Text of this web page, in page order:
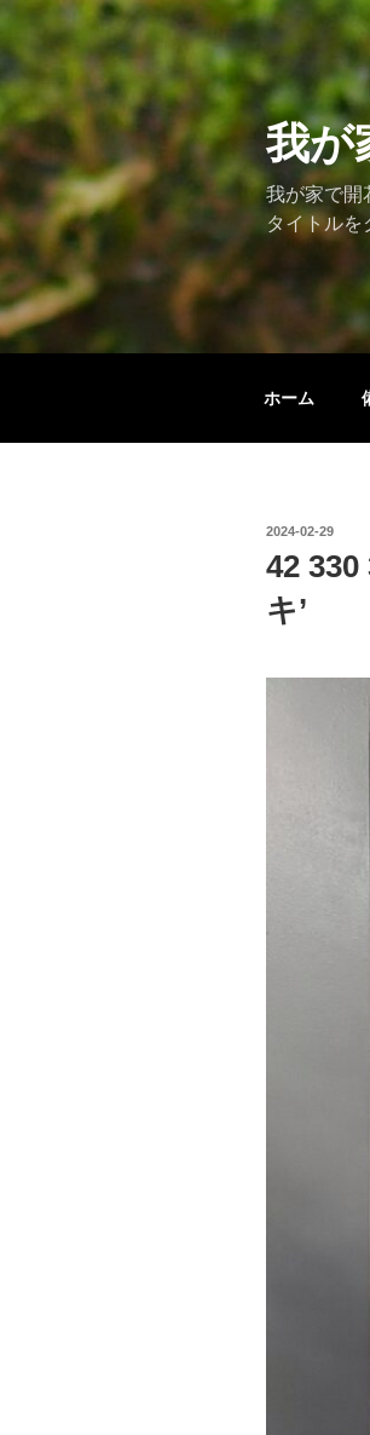
ン
ン
ツ
へ
キ
ッ
プ
我が
我が家で開
タイトルを
ホーム
投
日:
2024-02-29
42
キ’